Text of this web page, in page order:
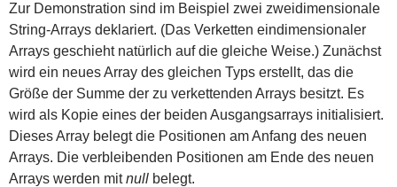
Grafik
Grundlagen
IDE
Klassen und Interfaces
Layout
Mac-Besonderheiten
Mathematisches
Netzwerk
Zur Demonstration sind im Beispiel zwei zweidimensionale
String-Arrays deklariert. (Das Verketten eindimensionaler
Arrays geschieht natürlich auf die gleiche Weise.) Zunächst
wird ein neues Array des gleichen Typs erstellt, das die
Größe der Summe der zu verkettenden Arrays besitzt. Es
wird als Kopie eines der beiden Ausgangsarrays initialisiert.
Dieses Array belegt die Positionen am Anfang des neuen
Arrays. Die verbleibenden Positionen am Ende des neuen
Arrays werden mitnull belegt.